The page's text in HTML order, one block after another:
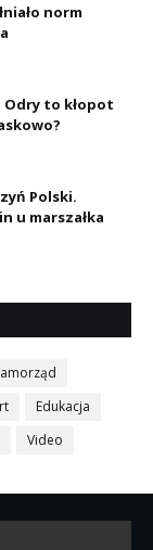
norm
Odry to kłopot
Polski.
u marszałka
Edukacja
Video